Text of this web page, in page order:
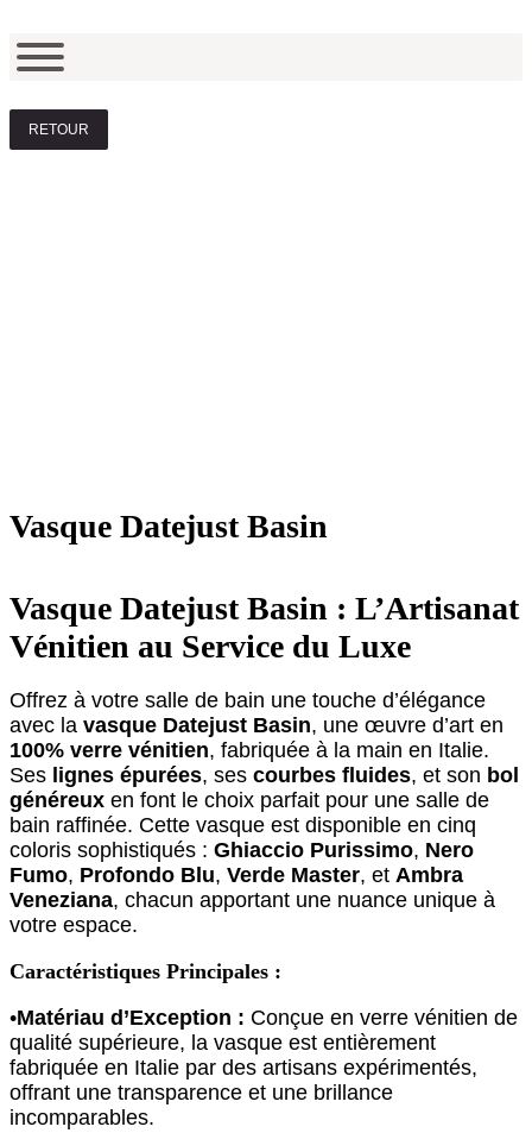
RETOUR
Vasque Datejust Basin
Vasque Datejust Basin : L’Artisanat
Vénitien au Service du Luxe
Offrez à votre salle de bain une touche d’élégance
avec la vasque Datejust Basin, une œuvre d’art en
100% verre vénitien, fabriquée à la main en Italie.
Ses lignes épurées, ses courbes fluides, et son bol
généreux en font le choix parfait pour une salle de
bain raffinée. Cette vasque est disponible en cinq
coloris sophistiqués : Ghiaccio Purissimo, Nero
Fumo, Profondo Blu, Verde Master, et Ambra
Veneziana, chacun apportant une nuance unique à
votre espace.
Caractéristiques Principales :
•Matériau d’Exception : Conçue en verre vénitien de
qualité supérieure, la vasque est entièrement
fabriquée en Italie par des artisans expérimentés,
offrant une transparence et une brillance
incomparables.